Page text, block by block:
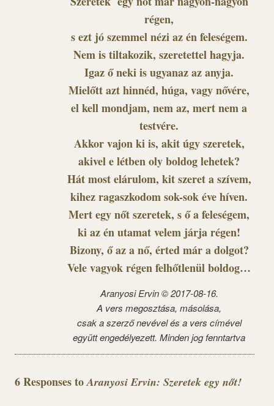
régen,
s ezt jó szemmel nézi az én feleségem.
Nem is tiltakozik, szeretettel hagyja.
Igaz ő neki is ugyanaz az anyja.
Mielőtt azt hinnéd, húga, vagy nővére,
el kell mondjam, nem az, mert nem a
testvére.
Akkor vajon ki is, akit úgy szeretek,
akivel e létben oly boldog lehetek?
Hát most elárulom, kit szeret a szívem,
kihez ragaszkodom sok-sok éve híven.
Mert egy nőt szeretek, s ő a feleségem,
ki az én utamat velem járja régen!
Bizony, ő az a nő, érted már a dolgot?
Vele vagyok régen felhőtlenül boldog…
Aranyosi Ervin © 2017-08-16.
A vers megosztása, másolása,
csak a szerző nevével és a vers címével
együtt engedélyezett. Minden jog fenntartva
6 Responses toAranyosi Ervin: Szeretek egy nőt!